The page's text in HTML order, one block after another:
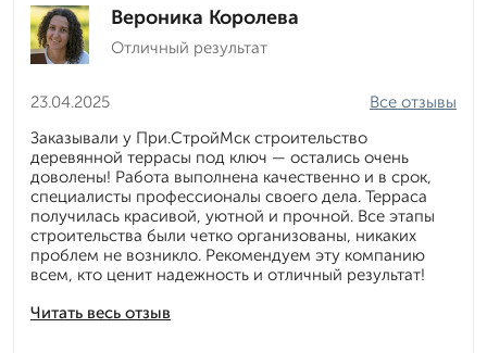
Вероника Королева
Отличный результат
23.04.2025
Читать весь отзыв
Все отзывы
Заказывали у При.СтройМск строительство
деревянной террасы под ключ — остались очень
доволены! Работа выполнена качественно и в срок,
специалисты профессионалы своего дела. Терраса
получилась красивой, уютной и прочной. Все этапы
строительства были четко организованы, никаких
проблем не возникло. Рекомендуем эту компанию
всем, кто ценит надежность и отличный результат!